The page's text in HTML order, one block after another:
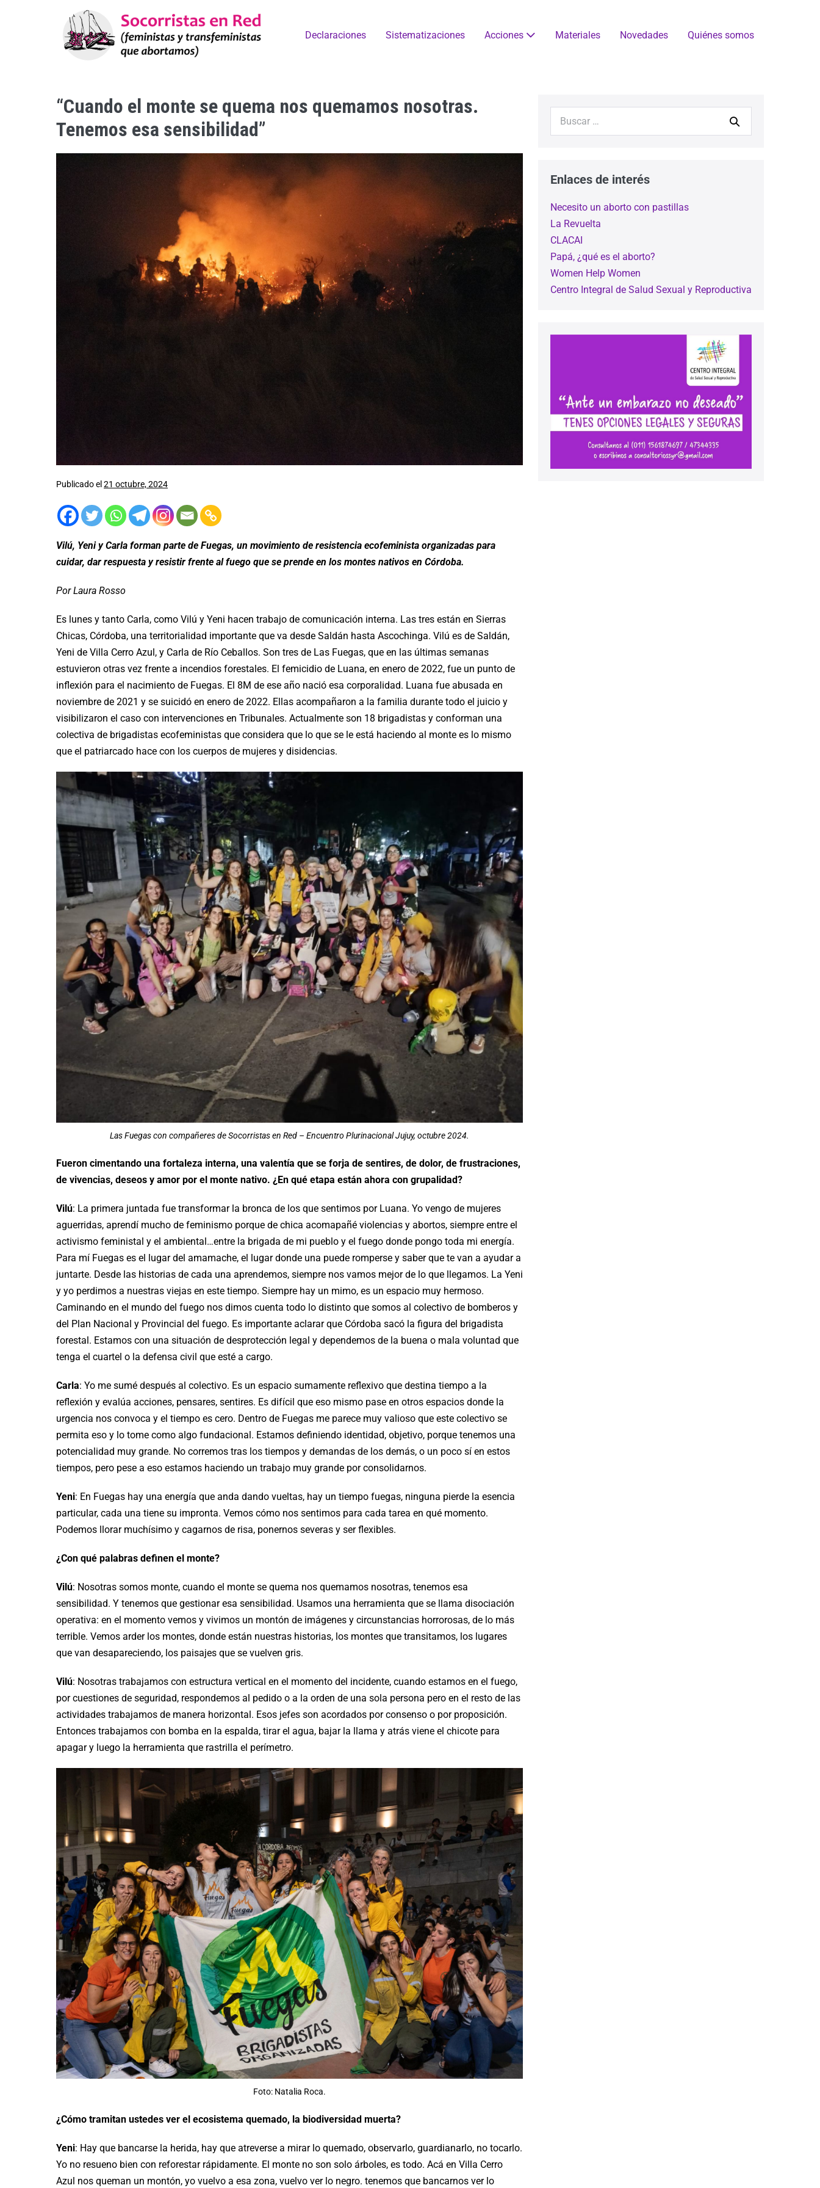
Declaraciones Sistematizaciones Acciones Materiales Novedades Quiénes somos
“Cuando el monte se quema nos quemamos nosotras.
Tenemos esa sensibilidad”
Publicado el 21 octubre, 2024
Vilú, Yeni y Carla forman parte de Fuegas, un movimiento de resistencia ecofeminista organizadas para
cuidar, dar respuesta y resistir frente al fuego que se prende en los montes nativos en Córdoba.
Por Laura Rosso
Es lunes y tanto Carla, como Vilú y Yeni hacen trabajo de comunicación interna. Las tres están en Sierras
Chicas, Córdoba, una territorialidad importante que va desde Saldán hasta Ascochinga. Vilú es de Saldán,
Yeni de Villa Cerro Azul, y Carla de Río Ceballos. Son tres de Las Fuegas, que en las últimas semanas
estuvieron otras vez frente a incendios forestales. El femicidio de Luana, en enero de 2022, fue un punto de
inflexión para el nacimiento de Fuegas. El 8M de ese año nació esa corporalidad. Luana fue abusada en
noviembre de 2021 y se suicidó en enero de 2022. Ellas acompañaron a la familia durante todo el juicio y
visibilizaron el caso con intervenciones en Tribunales. Actualmente son 18 brigadistas y conforman una
colectiva de brigadistas ecofeministas que considera que lo que se le está haciendo al monte es lo mismo
que el patriarcado hace con los cuerpos de mujeres y disidencias.
Las Fuegas con compañeres de Socorristas en Red – Encuentro Plurinacional Jujuy, octubre 2024.
Fueron cimentando una fortaleza interna, una valentía que se forja de sentires, de dolor, de frustraciones,
de vivencias, deseos y amor por el monte nativo. ¿En qué etapa están ahora con grupalidad?
Vilú: La primera juntada fue transformar la bronca de los que sentimos por Luana. Yo vengo de mujeres
aguerridas, aprendí mucho de feminismo porque de chica acomapañé violencias y abortos, siempre entre el
activismo feministal y el ambiental…entre la brigada de mi pueblo y el fuego donde pongo toda mi energía.
Para mí Fuegas es el lugar del amamache, el lugar donde una puede romperse y saber que te van a ayudar a
juntarte. Desde las historias de cada una aprendemos, siempre nos vamos mejor de lo que llegamos. La Yeni
y yo perdimos a nuestras viejas en este tiempo. Siempre hay un mimo, es un espacio muy hermoso.
Caminando en el mundo del fuego nos dimos cuenta todo lo distinto que somos al colectivo de bomberos y
del Plan Nacional y Provincial del fuego. Es importante aclarar que Córdoba sacó la figura del brigadista
forestal. Estamos con una situación de desprotección legal y dependemos de la buena o mala voluntad que
tenga el cuartel o la defensa civil que esté a cargo.
Carla: Yo me sumé después al colectivo. Es un espacio sumamente reflexivo que destina tiempo a la
reflexión y evalúa acciones, pensares, sentires. Es difícil que eso mismo pase en otros espacios donde la
urgencia nos convoca y el tiempo es cero. Dentro de Fuegas me parece muy valioso que este colectivo se
permita eso y lo tome como algo fundacional. Estamos definiendo identidad, objetivo, porque tenemos una
potencialidad muy grande. No corremos tras los tiempos y demandas de los demás, o un poco sí en estos
tiempos, pero pese a eso estamos haciendo un trabajo muy grande por consolidarnos.
Yeni: En Fuegas hay una energía que anda dando vueltas, hay un tiempo fuegas, ninguna pierde la esencia
particular, cada una tiene su impronta. Vemos cómo nos sentimos para cada tarea en qué momento.
Podemos llorar muchísimo y cagarnos de risa, ponernos severas y ser flexibles.
¿Con qué palabras definen el monte?
Vilú: Nosotras somos monte, cuando el monte se quema nos quemamos nosotras, tenemos esa
sensibilidad. Y tenemos que gestionar esa sensibilidad. Usamos una herramienta que se llama disociación
operativa: en el momento vemos y vivimos un montón de imágenes y circunstancias horrorosas, de lo más
terrible. Vemos arder los montes, donde están nuestras historias, los montes que transitamos, los lugares
que van desapareciendo, los paisajes que se vuelven gris.
Vilú: Nosotras trabajamos con estructura vertical en el momento del incidente, cuando estamos en el fuego,
por cuestiones de seguridad, respondemos al pedido o a la orden de una sola persona pero en el resto de las
actividades trabajamos de manera horizontal. Esos jefes son acordados por consenso o por proposición.
Entonces trabajamos con bomba en la espalda, tirar el agua, bajar la llama y atrás viene el chicote para
apagar y luego la herramienta que rastrilla el perímetro.
Foto: Natalia Roca.
¿Cómo tramitan ustedes ver el ecosistema quemado, la biodiversidad muerta?
Yeni: Hay que bancarse la herida, hay que atreverse a mirar lo quemado, observarlo, guardianarlo, no tocarlo.
Yo no resueno bien con reforestar rápidamente. El monte no son solo árboles, es todo. Acá en Villa Cerro
Azul nos queman un montón, yo vuelvo a esa zona, vuelvo ver lo negro. tenemos que bancarnos ver lo
Enlaces de interés
Necesito un aborto con pastillas
La Revuelta
CLACAI
Papá, ¿qué es el aborto?
Women Help Women
Centro Integral de Salud Sexual y Reproductiva